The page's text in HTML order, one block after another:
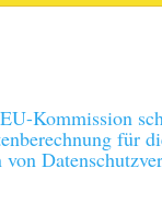
EU-Kommission
für